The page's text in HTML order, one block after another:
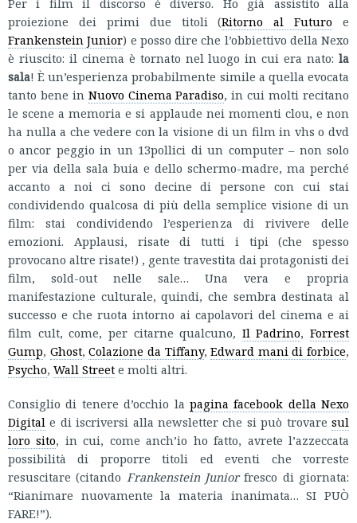
Per i film il discorso è diverso. Ho già assistito alla
proiezione dei primi due titoli (Ritorno al Futuro e
Frankenstein Junior) e posso dire che l’obbiettivo della Nexo
è riuscito: il cinema è tornato nel luogo in cui era nato: la
sala! È un’esperienza probabilmente simile a quella evocata
tanto bene in Nuovo Cinema Paradiso, in cui molti recitano
le scene a memoria e si applaude nei momenti clou, e non
ha nulla a che vedere con la visione di un film in vhs o dvd
o ancor peggio in un 13pollici di un computer – non solo
per via della sala buia e dello schermo-madre, ma perché
accanto a noi ci sono decine di persone con cui stai
condividendo qualcosa di più della semplice visione di un
film: stai condividendo l’esperienza di rivivere delle
emozioni. Applausi, risate di tutti i tipi (che spesso
provocano altre risate!) , gente travestita dai protagonisti dei
film, sold-out nelle sale… Una vera e propria
manifestazione culturale, quindi, che sembra destinata al
successo e che ruota intorno ai capolavori del cinema e ai
film cult, come, per citarne qualcuno, Il Padrino, Forrest
Gump, Ghost,Colazione da Tiffany,Edward mani di forbice,
Psycho, Wall Street e molti altri.
Consiglio di tenere d’occhio la pagina facebook della Nexo
Digital e di iscriversi alla newsletter che si può trovare sul
loro sito, in cui, come anch’io ho fatto, avrete l’azzeccata
possibilità di proporre titoli ed eventi che vorreste
resuscitare (citando Frankenstein Juniorfresco di giornata:
“Rianimare nuovamente la materia inanimata… SI PUÒ
FARE!”).